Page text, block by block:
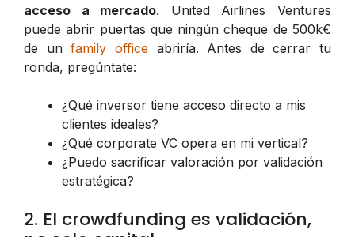
acceso a mercado. United Airlines Ventures
puede abrir puertas que ningún cheque de 500k€
de unfamily officeabriría. Antes de cerrar tu
ronda, pregúntate:
¿Qué inversor tiene acceso directo a mis
clientes ideales?
¿Qué corporate VC opera en mi vertical?
¿Puedo sacrificar valoración por validación
estratégica?
2. El crowdfunding es validación,